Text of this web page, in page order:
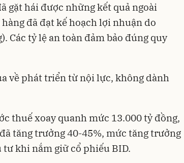
gặt hái được những kết quả ngoài
đã đạt kế hoạch lợi nhuận do
Các tỷ lệ an toàn đảm bảo đúng quy
về phát triển từ nội lực, không dành
thuế xoay quanh mức 13.000 tỷ đồng,
tăng trưởng 40-45%, mức tăng trưởng
khi nắm giữ cổ phiếu BID.